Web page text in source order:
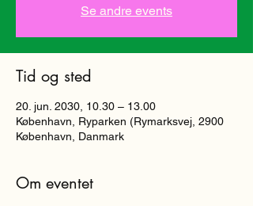
Se andre events
Tid og sted
20. jun. 2030, 10.30 – 13.00
København, Ryparken (Rymarksvej, 2900
København, Danmark
Om eventet